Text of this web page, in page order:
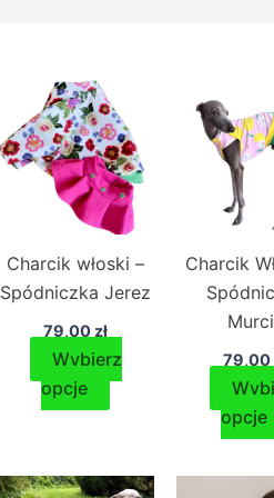
Charcik włoski –
Spódniczka Jerez
79,00 zł
Wybierz
opcje
Ten
produkt
wiele
Charcik
79,00
opcje